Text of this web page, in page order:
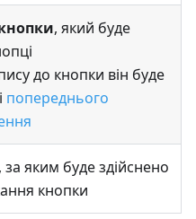
, який буде
до кнопки він буде
попереднього
, за яким буде здійснено
кнопки